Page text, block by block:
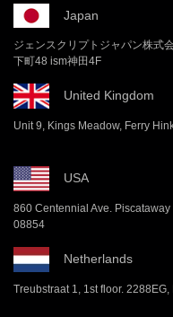
Japan
ジェンスクリプトジャパン株式
下町48 ism神田4F
United Kingdom
Unit 9, Kings Meadow, Ferry
USA
860 Centennial Ave. Piscataway
08854
Netherlands
Treubstraat 1, 1st floor.